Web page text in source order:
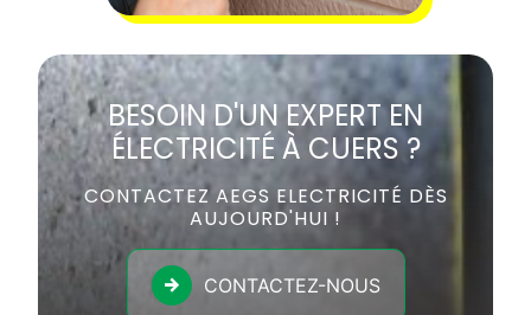
BESOIN D'UN EXPERT EN
ÉLECTRICITÉ À CUERS ?
CONTACTEZ AEGS ELECTRICITÉ DÈS
AUJOURD'HUI !
CONTACTEZ-NOUS